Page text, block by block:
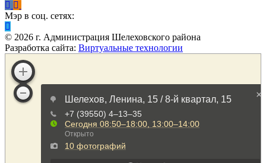
Мэр в соц. сетях:
© 2026 г. Администрация Шелеховского района
Разработка сайта: Виртуальные технологии